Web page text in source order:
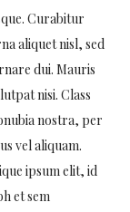
Curabitur
aliquet nisl, sed
dui. Mauris
nisi. Class
nostra, per
vel aliquam.
ipsum elit, id
et sem